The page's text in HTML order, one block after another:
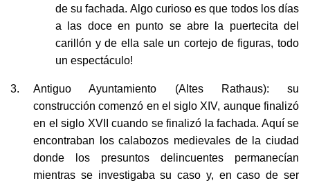
de su fachada. Algo curioso es que todos los días
a las doce en punto se abre la puertecita del
carillón y de ella sale un cortejo de figuras, todo
un espectáculo!
Antiguo Ayuntamiento (Altes Rathaus): su
construcción comenzó en el siglo XIV, aunque finalizó
en el siglo XVII cuando se finalizó la fachada. Aquí se
encontraban los calabozos medievales de la ciudad
donde los presuntos delincuentes permanecían
mientras se investigaba su caso y, en caso de ser